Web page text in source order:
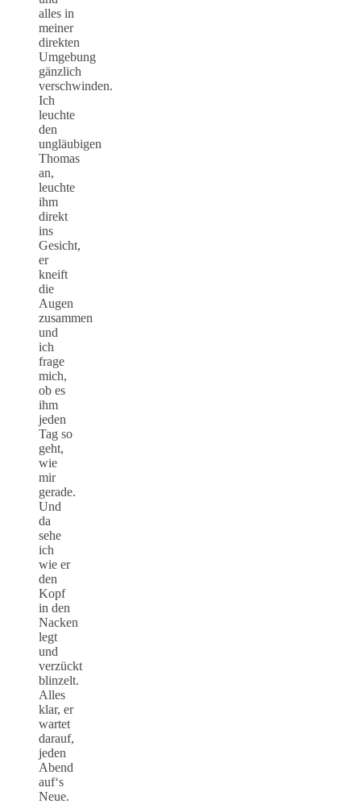
alles in
meiner
direkten
Umgebung
gänzlich
verschwinden.
Ich
leuchte
den
ungläubigen
Thomas
an,
leuchte
ihm
direkt
ins
Gesicht,
er
kneift
die
Augen
zusammen
und
ich
frage
mich,
ob es
ihm
jeden
Tag so
geht,
wie
mir
gerade.
Und
da
sehe
ich
wie er
den
Kopf
in den
Nacken
legt
und
verzückt
blinzelt.
Alles
klar, er
wartet
darauf,
jeden
Abend
auf‘s
Neue.